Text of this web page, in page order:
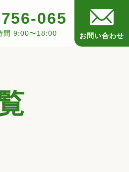
065
間 9:00〜18:00 お問い合わせ